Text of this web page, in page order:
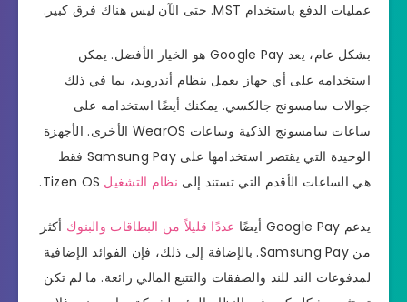
عمليات الدفع باستخدام MST. حتى الآن ليس هناك فرق كبير.
بشكل عام، يعد Google Pay هو الخيار الأفضل. يمكن
استخدامه على أي جهاز يعمل بنظام أندرويد، بما في ذلك
جوالات سامسونج جالكسي. يمكنك أيضًا استخدامه على
ساعات سامسونج الذكية وساعات WearOS الأخرى. الأجهزة
الوحيدة التي يقتصر استخدامها على Samsung Pay فقط
هي الساعات الأقدم التي تستند إلى نظام التشغيل
يدعم Google Pay أيضًا عددًا قليلاً من البطاقات والبنوك أكثر
من Samsung Pay. بالإضافة إلى ذلك، فإن الفوائد الإضافية
لمدفوعات الند للند والصفقات والتتبع المالي رائعة. ما لم تكن